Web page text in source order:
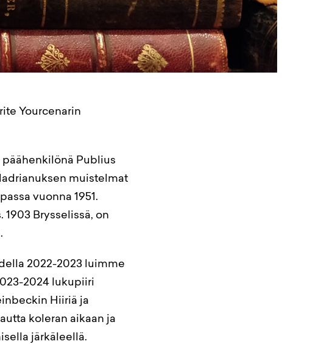
Yourcenarin
Publius
muistelmat
vuonna 1951.
1903 Brysselissä, on
2022-2023 luimme
2024 lukupiiri
Hiiriä ja
koleran aikaan ja
järkäleellä.